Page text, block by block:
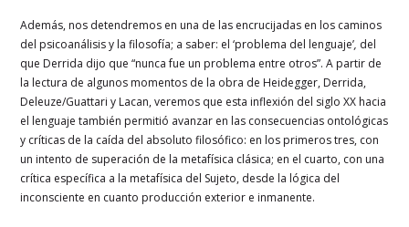
Además, nos detendremos en una de las encrucijadas en los caminos
del psicoanálisis y la filosofía; a saber: el ‘problema del lenguaje’, del
que Derrida dijo que “nunca fue un problema entre otros”. A partir de
la lectura de algunos momentos de la obra de Heidegger, Derrida,
Deleuze/Guattari y Lacan, veremos que esta inflexión del siglo XX hacia
el lenguaje también permitió avanzar en las consecuencias ontológicas
y críticas de la caída del absoluto filosófico: en los primeros tres, con
un intento de superación de la metafísica clásica; en el cuarto, con una
crítica específica a la metafísica del Sujeto, desde la lógica del
inconsciente en cuanto producción exterior e inmanente.